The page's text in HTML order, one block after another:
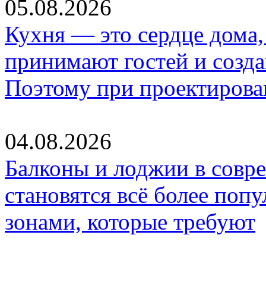
05.08.2026
Кухня — это сердце дома,
принимают гостей и
Поэтому при
04.08.2026
Балконы и лоджии в
становятся всё более
зонами, которые требуют